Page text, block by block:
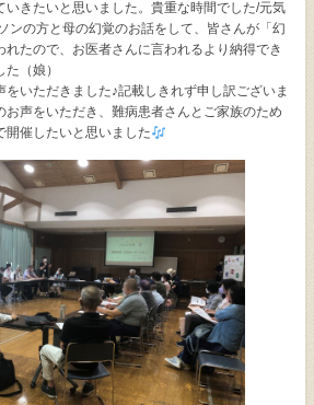
いきたいと思いました。貴重な時間でした/元気
ンの方と母の幻覚のお話をして、皆さんが「幻
たので、お医者さんに言われるより納得でき
（娘）
いただきました♪記載しきれず申し訳ございま
お声をいただき、難病患者さんとご家族のため
開催したいと思いました